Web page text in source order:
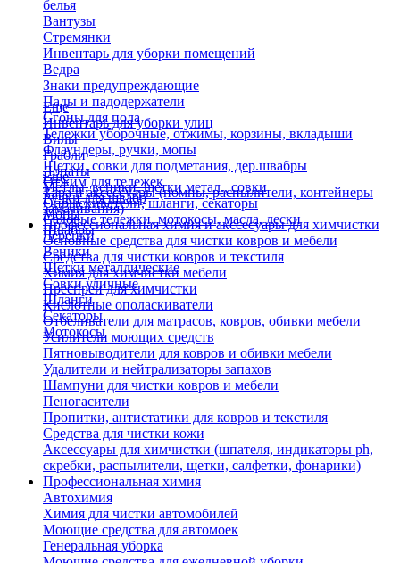
белья
Вантузы
Стремянки
Инвентарь для уборки помещений
Ведра
Знаки предупреждающие
Пады и падодержатели
Сгоны для пола
Тележки уборочные, отжимы, корзины, вкладыши
Флаундеры, ручки, мопы
Щетки, совки для подметания, дер.швабры
Отжим для тележек
Ручки для швабр
Мопы
Швабры
Еще
Инвентарь для уборки улиц
Вилы
Грабли
Лопаты
Метлы, веники, щетки метал., совки
Опрыскиватели, шланги, секаторы
Садовые тележки, мотокосы, масла, лески
Черенки
Веники
Щетки металлические
Совки уличные
Шланги
Секаторы
Мотокосы
Еще
Тара и аксессуары (помпы, распылители, контейнеры
замачивания)
Профессиональная химия и акссесуары для химчистки
Основные средства для чистки ковров и мебели
Средства для чистки ковров и текстиля
Химия для химчистки мебели
Преспреи для химчистки
Кислотные ополаскиватели
Отбеливатели для матрасов, ковров, обивки мебели
Усилители моющих средств
Пятновыводители для ковров и обивки мебели
Удалители и нейтрализаторы запахов
Шампуни для чистки ковров и мебели
Пеногасители
Пропитки, антистатики для ковров и текстиля
Средства для чистки кожи
Аксессуары для химчистки (шпателя, индикаторы ph,
скребки, распылители, щетки, салфетки, фонарики)
Профессиональная химия
Автохимия
Химия для чистки автомобилей
Моющие средства для автомоек
Генеральная уборка